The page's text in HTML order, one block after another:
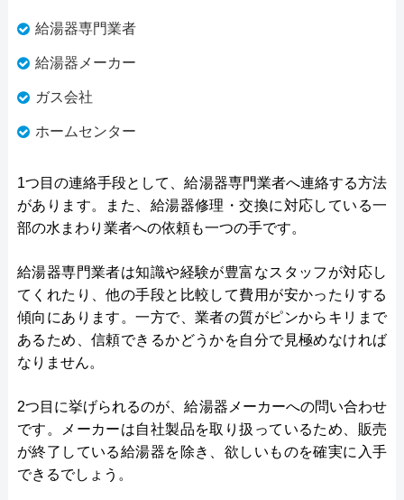
給湯器専門業者
給湯器メーカー
ガス会社
ホームセンター
1つ目の連絡手段として、給湯器専門業者へ連絡する方法
があります。また、給湯器修理・交換に対応している一
部の水まわり業者への依頼も一つの手です。
給湯器専門業者は知識や経験が豊富なスタッフが対応し
てくれたり、他の手段と比較して費用が安かったりする
傾向にあります。一方で、業者の質がピンからキリまで
あるため、信頼できるかどうかを自分で見極めなければ
なりません。
2つ目に挙げられるのが、給湯器メーカーへの問い合わせ
です。メーカーは自社製品を取り扱っているため、販売
が終了している給湯器を除き、欲しいものを確実に入手
できるでしょう。